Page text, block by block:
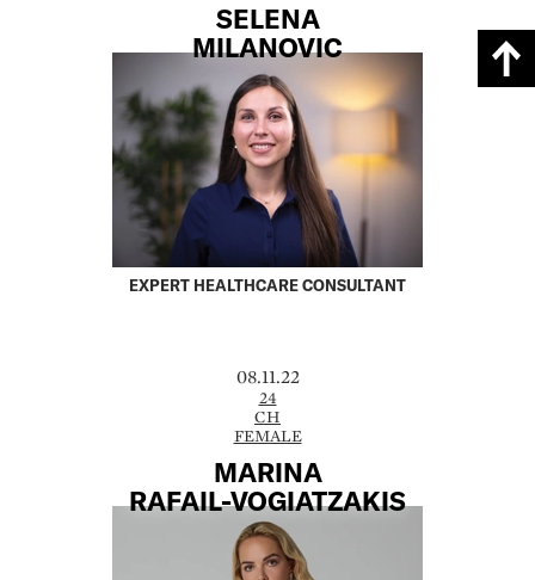
SELENA
MILANOVIC
EXPERT HEALTHCARE CONSULTANT
08.11.22
24
CH
FEMALE
MARINA
RAFAIL-VOGIATZAKIS